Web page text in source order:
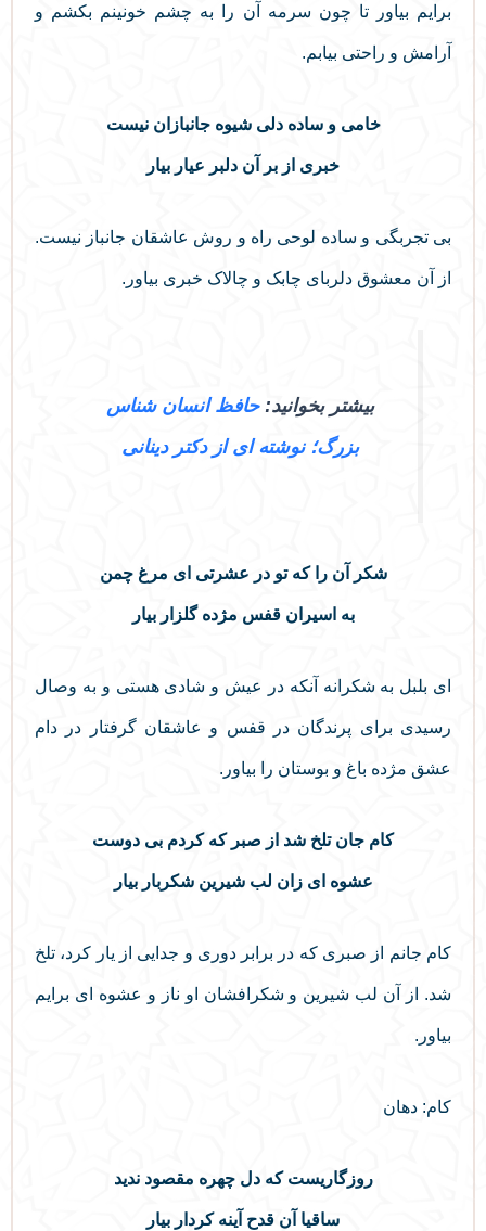
برایم بیاور تا چون سرمه آن را به چشم خونینم بکشم و
آرامش و راحتی بیابم.
خامی و ساده دلی شیوه جانبازان نیست
خبری از بر آن دلبر عیار بیار
بی تجربگی و ساده لوحی راه و روش عاشقان جانباز نیست.
از آن معشوق دلربای چابک و چالاک خبری بیاور.
بیشتر بخوانید:حافظ انسان شناس
بزرگ؛ نوشته ای از دکتر دینانی
شکر آن را که تو در عشرتی ای مرغ چمن
به اسیران قفس مژده گلزار بیار
ای بلبل به شکرانه آنکه در عیش و شادی هستی و به وصال
رسیدی برای پرندگان در قفس و عاشقان گرفتار در دام
عشق مژده باغ و بوستان را بیاور.
کام جان تلخ شد از صبر که کردم بی دوست
عشوه‌ ای زان لب شیرین شکربار بیار
کام جانم از صبری که در برابر دوری و جدایی از یار کرد، تلخ
شد. از آن لب شیرین و شکرافشان او ناز و عشوه ای برایم
بیاور.
کام: دهان
روزگاریست که دل چهره مقصود ندید
ساقیا آن قدح آینه کردار بیار